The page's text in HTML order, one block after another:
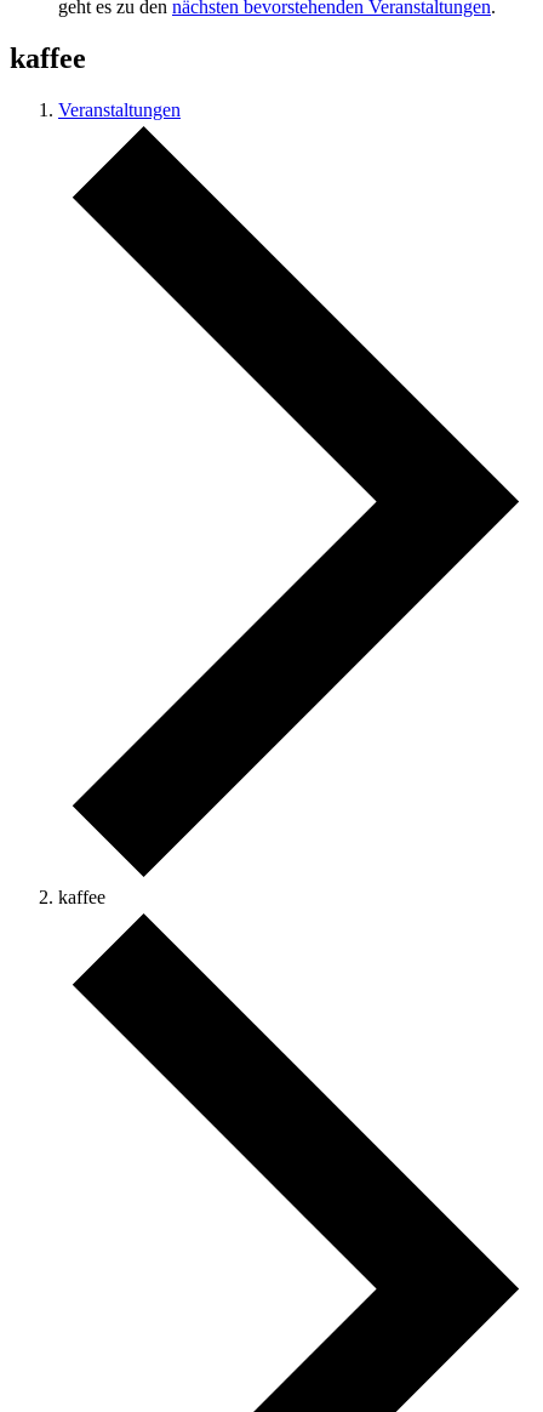
geht es zu den nächsten bevorstehenden Veranstaltungen.
kaffee
Veranstaltungen
kaffee